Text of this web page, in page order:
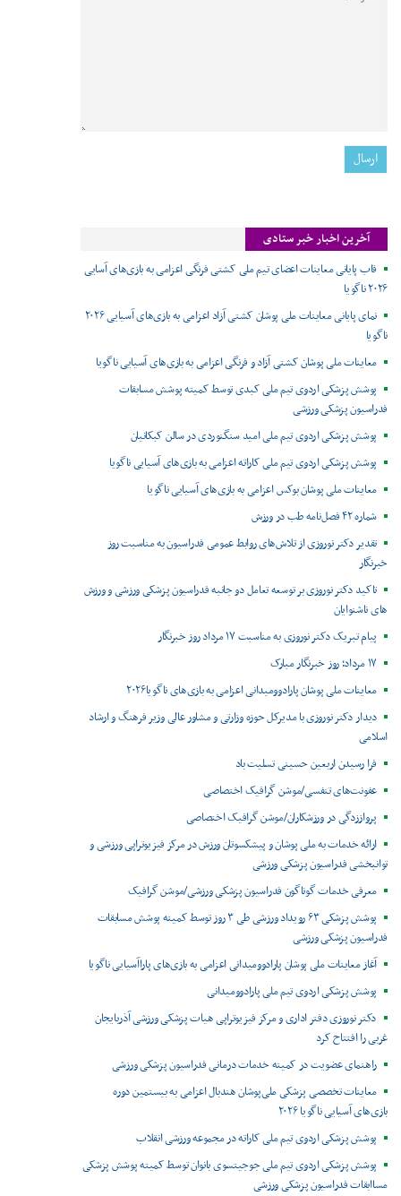
آخرین اخبار خبر ستادی
قاب پایانی معاینات اعضای تیم ملی کشتی فرنگی اعزامی به بازی‌های آسایی
۲۰۲۶ ناگویا
نمای پایانی معاینات ملی پوشان کشتی آزاد اعزامی به بازی‌های آسیایی ۲۰۲۶
ناگویا
معاینات ملی پوشان کشتی آزاد و فرنگی اعزامی به بازی‌های آسیایی ناگویا
پوشش پزشکی اردوی تیم ملی کبدی توسط کمیته پوشش مسابقات
فدراسیون پزشکی ورزشی
پوشش پزشکی اردوی تیم ملی امید سنگنوردی در سالن کبکانیان
پوشش پزشکی اردوی تیم ملی کاراته اعزامی به بازی‌های آسیایی ناگویا
معاینات ملی پوشان بوکس اعزامی به بازی‌های آسیایی ناگویا
شماره ۴۲ فصل‌نامه طب در ورزش
تقدیر دکتر نوروزی از تلاش‌های روابط عمومی فدراسیون به مناسبت روز
خبرنگار
تاکید دکتر نوروزی بر توسعه تعامل دو جانبه فدراسیون پزشکی ورزشی و ورزش
های ناشنوایان
پیام تبریک دکتر نوروزی به مناسبت ۱۷ مرداد روز خبرنگار
۱۷ مرداد؛ روز خبرنگار مبارک
معاینات ملی پوشان پارادوومیدانی اعزامی به بازی‌های ناگویا۲۰۲۶
دیدار دکتر نوروزی با مدیرکل حوزه وزارتی و مشاور عالی وزیر فرهنگ و ارشاد
اسلامی
فرا رسیدن اربعین حسینی تسلیت باد
عفونت‌های تنفسی/موشن گرافیک اختصاصی
پرواززدگی در ورزشکاران/موشن گرافیک اختصاصی
ارائه خدمات به ملی پوشان و پیشکسوتان ورزش در مرکز فیزیوتراپی ورزشی و
توانبخشی فدراسیون پزشکی ورزشی
معرفی خدمات گوناگون فدراسیون پزشکی ورزشی/موشن گرافیک
پوشش پزشکی ۶۳ رویداد ورزشی طی ۳ روز توسط کمیته پوشش مسابقات
فدراسیون پزشکی ورزشی
آغاز معاینات ملی پوشان پارادوومیدانی اعزامی به بازی‌های پاراآسیایی ناگویا
پوشش پزشکی اردوی تیم ملی پارادوومیدانی
دکتر نوروزی دفتر اداری و مرکز فیزیوتراپی هیات پزشکی ورزشی آذربایجان
غربی را افتتاح کرد
راهنمای عضویت در کمیته خدمات درمانی فدراسیون پزشکی ورزشی
معاینات تخصصی پزشکی ملی‌پوشان هندبال اعزامی به بیستمین دوره
بازی‌های آسیایی ناگویا ۲۰۲۶
پوشش پزشکی اردوی تیم ملی کاراته در مجموعه ورزشی انقلاب
پوشش پزشکی اردوی تیم ملی جوجیتسوی بانوان توسط کمیته پوشش پزشکی
مساابقات فدراسیون پزشکی ورزشی